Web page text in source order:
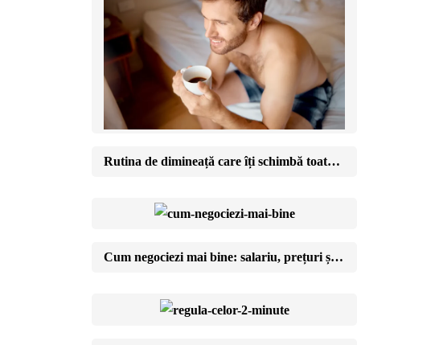
Rutina de dimineață care îți schimbă toată ziua (fără să te trezești la 5)
Cum negociezi mai bine: salariu, prețuri și viața de zi cu zi